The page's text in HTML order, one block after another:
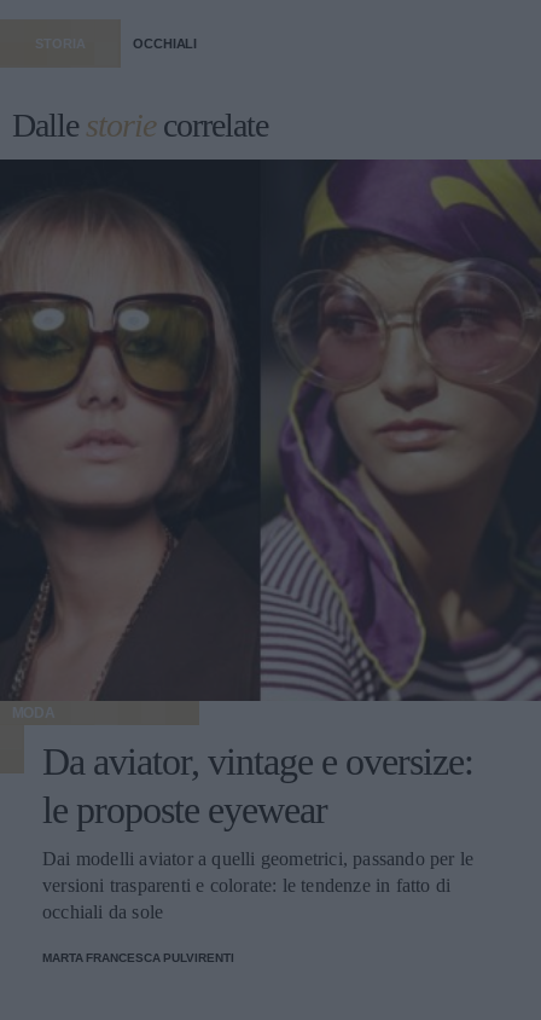
STORIA OCCHIALI
Dallestoriecorrelate
MODA
Da aviator, vintage e oversize:
le proposte eyewear
Dai modelli aviator a quelli geometrici, passando per le
versioni trasparenti e colorate: le tendenze in fatto di
occhiali da sole
MARTA FRANCESCA PULVIRENTI